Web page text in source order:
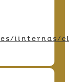
iinternas/